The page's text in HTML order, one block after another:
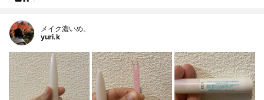
メイク濃いめ。
yuri.k